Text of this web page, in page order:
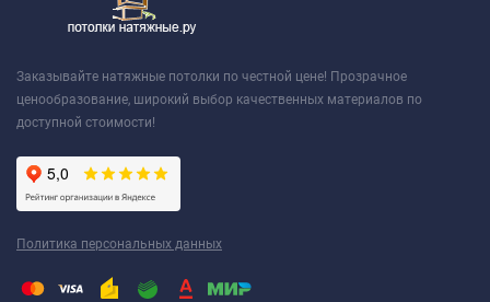
Заказывайте натяжные потолки по честной цене! Прозрачное
ценообразование, широкий выбор качественных материалов по
доступной стоимости!
Политика персональных данных